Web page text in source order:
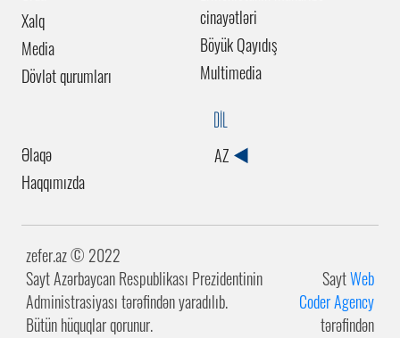
Xalq
Media
Dövlət qurumları
cinayətləri
Böyük Qayıdış
Multimedia
Əlaqə
Haqqımızda
DİL
AZ
zefer.az ©️ 2022
Sayt Azərbaycan Respublikası Prezidentinin
Administrasiyası tərəfindən yaradılıb.
Bütün hüquqlar qorunur.
SaytWeb
Coder Agency
tərəfindən